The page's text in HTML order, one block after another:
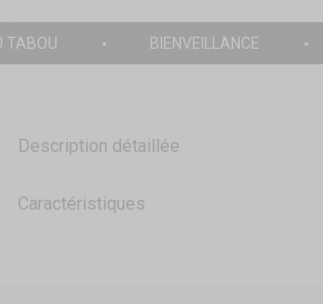
TABOU BIENVEILLANCE
Description détaillée
Caractéristiques